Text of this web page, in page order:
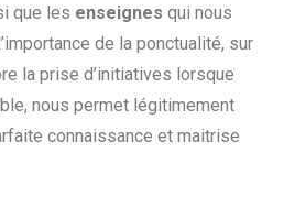
que les enseignes qui nous
de la ponctualité, sur
la prise d’initiatives lorsque
nous permet légitimement
connaissance et maitrise